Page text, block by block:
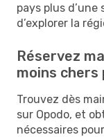
pays plus
d’explorer la
Réservez
moins chers
Trouvez dès
sur Opodo, et
nécessaires